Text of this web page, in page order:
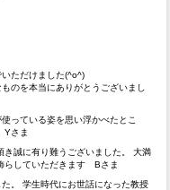
ただけました(^o^)
のを本当にありがとうございまし
っている姿を思い浮かべたとこ
Yさま
誠に有り難うございました。 大満
らしていただきます Bさま
。 学生時代にお世話になった教授